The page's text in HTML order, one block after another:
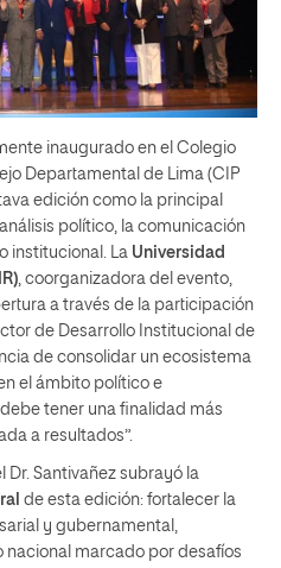
inaugurado en el Colegio
Departamental de Lima (CIP
edición como la principal
político, la comunicación
institucional. La Universidad
, coorganizadora del evento,
a través de la participación
de Desarrollo Institucional de
de consolidar un ecosistema
el ámbito político e
tener una finalidad más
a resultados”.
Dr. Santivañez subrayó la
de esta edición: fortalecer la
y gubernamental,
marcado por desafíos